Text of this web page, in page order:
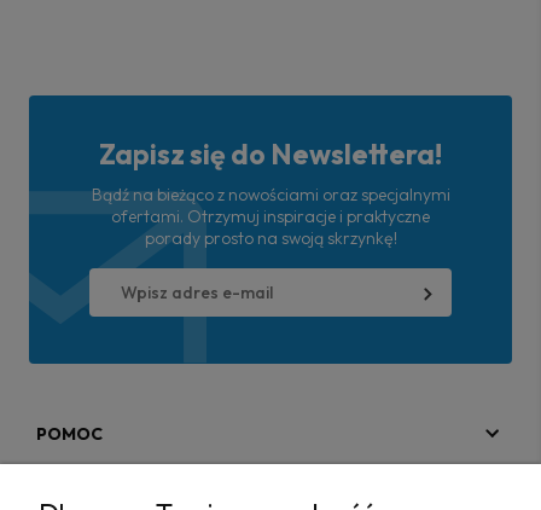
Zapisz się do Newslettera!
Bądź na bieżąco z nowościami oraz specjalnymi
ofertami. Otrzymuj inspiracje i praktyczne
porady prosto na swoją skrzynkę!
POMOC